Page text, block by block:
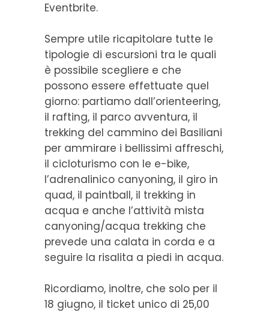
Eventbrite.
Sempre utile ricapitolare tutte le
tipologie di escursioni tra le quali
è possibile scegliere e che
possono essere effettuate quel
giorno: partiamo dall’orienteering,
il rafting, il parco avventura, il
trekking del cammino dei Basiliani
per ammirare i bellissimi affreschi,
il cicloturismo con le e-bike,
l’adrenalinico canyoning, il giro in
quad, il paintball, il trekking in
acqua e anche l’attività mista
canyoning/acqua trekking che
prevede una calata in corda e a
seguire la risalita a piedi in acqua.
Ricordiamo, inoltre, che solo per il
18 giugno, il ticket unico di 25,00